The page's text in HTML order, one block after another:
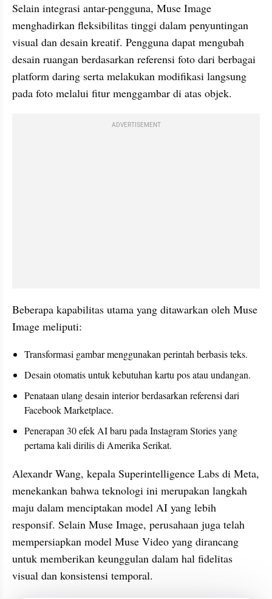
Selain integrasi antar-pengguna, Muse Image
menghadirkan fleksibilitas tinggi dalam penyuntingan
visual dan desain kreatif. Pengguna dapat mengubah
desain ruangan berdasarkan referensi foto dari berbagai
platform daring serta melakukan modifikasi langsung
pada foto melalui fitur menggambar di atas objek.
ADVERTISEMENT
Beberapa kapabilitas utama yang ditawarkan oleh Muse
Image meliputi:
Transformasi gambar menggunakan perintah berbasis teks.
Desain otomatis untuk kebutuhan kartu pos atau undangan.
Penataan ulang desain interior berdasarkan referensi dari
Facebook Marketplace.
Penerapan 30 efek AI baru pada Instagram Stories yang
pertama kali dirilis di Amerika Serikat.
Alexandr Wang, kepala Superintelligence Labs di Meta,
menekankan bahwa teknologi ini merupakan langkah
maju dalam menciptakan model AI yang lebih
responsif. Selain Muse Image, perusahaan juga telah
mempersiapkan model Muse Video yang dirancang
untuk memberikan keunggulan dalam hal fidelitas
visual dan konsistensi temporal.